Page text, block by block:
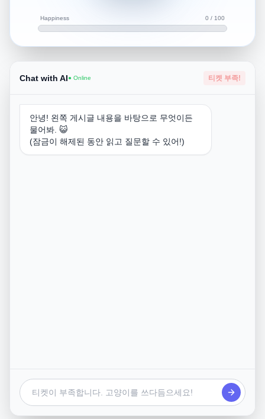
Happiness 0 / 100
Chat with AI● Online 티켓 부족!
안녕! 왼쪽 게시글 내용을 바탕으로 무엇이든
물어봐. 😺
(잠금이 해제된 동안 읽고 질문할 수 있어!)